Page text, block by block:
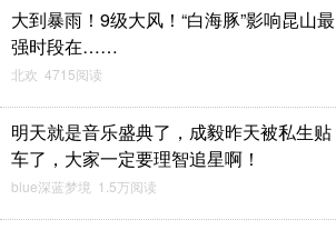
大到暴雨！9级大风！“白海豚”影响昆山最
强时段在……
北欢 4715阅读
明天就是音乐盛典了，成毅昨天被私生贴
车了，大家一定要理智追星啊！
blue深蓝梦境 1.5万阅读